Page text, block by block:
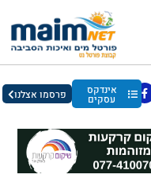
אינדקס
עסקים פרסמו אצלנו